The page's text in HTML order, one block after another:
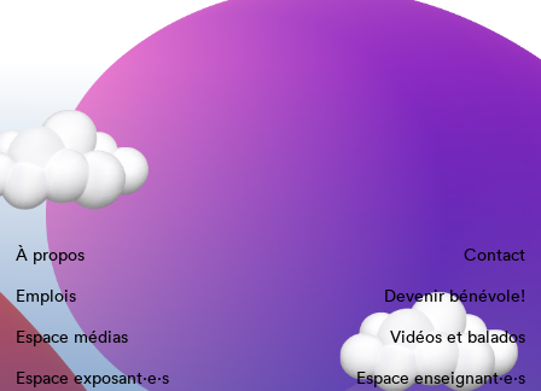
À propos
Contact
Emplois
Devenir bénévole!
Espace médias
Vidéos et balados
Espace exposant·e⋅s
Espace enseignant·e⋅s